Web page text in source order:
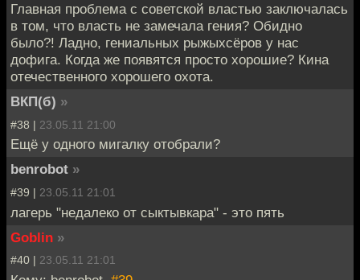
Главная проблема с советской властью заключалась
в том, что власть не замечала гения? Обидно
было?! Ладно, гениальных рыжыхсёров у нас
дофига. Когда же появятся просто хорошие? Кина
отечественного хорошего охота.
ВКП(б) »
#38 | 23.05.11 21:00
Ещё у одного мигалку отобрали?
benrobot »
#39 | 23.05.11 21:01
лагерь "недалеко от сыктывкара" - это пять
Goblin »
#40 | 23.05.11 21:01